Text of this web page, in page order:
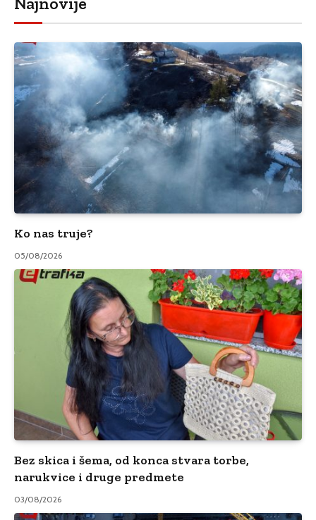
Ko nas truje?
05/08/2026
Bez skica i šema, od konca stvara torbe,
narukvice i druge predmete
03/08/2026